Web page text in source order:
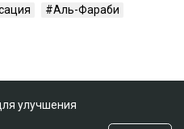
Аль-Фараби
улучшения